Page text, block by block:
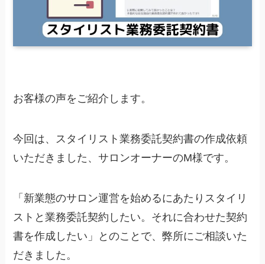
お客様の声をご紹介します。
今回は、スタイリスト業務委託契約書の作成依頼
いただきました、サロンオーナーのM様です。
「新業態のサロン運営を始めるにあたりスタイリ
ストと業務委託契約したい。それに合わせた契約
書を作成したい」とのことで、弊所にご相談いた
だきました。